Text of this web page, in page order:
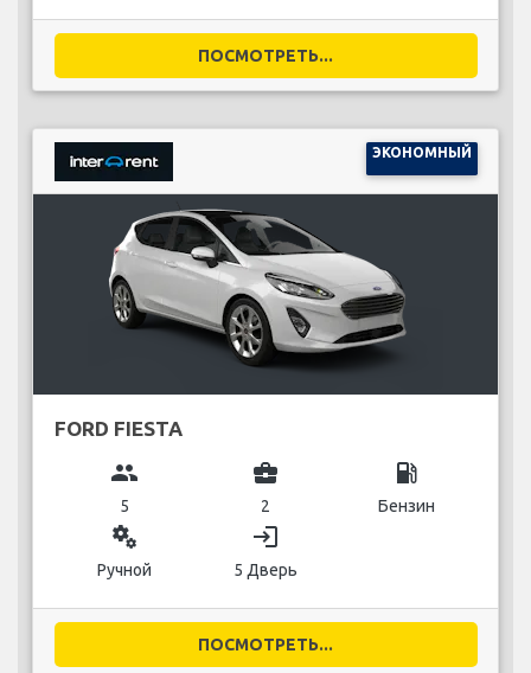
ПОСМОТРЕТЬ...
ЭКОНОМНЫЙ
FORD FIESTA
group
5
business_center
2
local_gas_station
Бензин
miscellaneous_services
Ручной
login
5 Дверь
ПОСМОТРЕТЬ...